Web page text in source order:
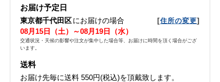
お届け予定日
東京都千代田区にお届けの場合 [住所の変更]
08月15日（土）～08月19日（水）
交通状況・天候の影響や注文が集中した場合等、お届けに時間を頂く場合がござ
います。
送料
お届け先毎に送料 550円(税込)を頂戴致します。